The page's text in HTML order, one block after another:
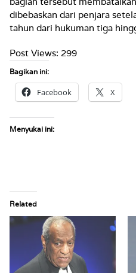
dibebaskan dari penjara
tahun dari hukuman tiga
Post Views: 299
Bagikan ini:
Facebook X
Menyukai ini:
Related